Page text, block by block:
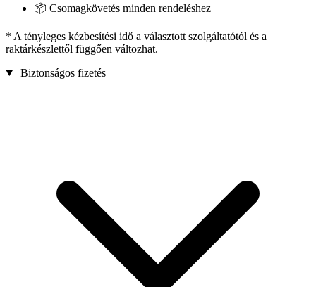
📦 Csomagkövetés minden rendeléshez
* A tényleges kézbesítési idő a választott szolgáltatótól és a
raktárkészlettől függően változhat.
Biztonságos fizetés